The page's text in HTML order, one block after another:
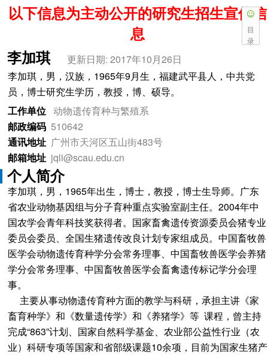
以下信息为主动公开的研究生招生宣传信
息
目
录
李加琪
更新日期: 2017年10月26日
李加琪，男，汉族，1965年9月生，福建武平县人，中共党
员，博士研究生学历，教授，博、硕导。
工作单位 动物遗传育种与繁殖系
邮政编码 510642
通讯地址 广州市天河区五山街483号
邮箱地址 jqli@scau.edu.cn
个人简介
李加琪，男，1965年出生，博士，教授，博士生导师。广东
省农业动物基因组与分子育种重点实验室副主任。2004年中
国农学会青年科技奖获得者。国家畜禽遗传资源委员会猪专业
委员会委员、全国生猪遗传改良计划专家组成员。中国畜牧兽
医学会动物遗传育种学分会常务理事、中国畜牧兽医学会养猪
学分会常务理事、中国畜牧兽医学会畜禽遗传标记学分会理
事。
主要从事动物遗传育种方面的教学与科研，承担主讲《家
畜育种学》和《数量遗传学》和《养猪学》等 课程，曾主持
完成“863”计划、国家自然科学基金、农业部公益性行业（农
业）科研专项等国家和省部级课题10余项，目前为国家生猪产